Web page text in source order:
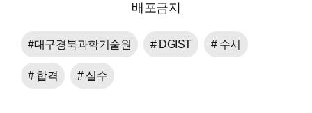
배포금지
#대구경북과학기술원 # DGIST # 수시
# 합격 # 실수